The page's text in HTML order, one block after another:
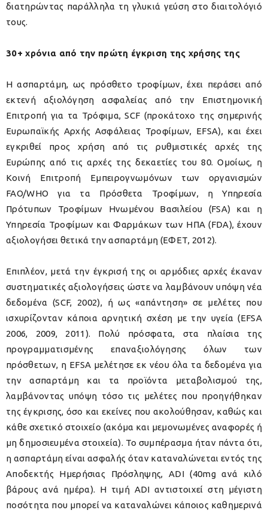
διατηρώντας παράλληλα τη γλυκιά γεύση στο διαιτολόγιό
τους.
30+ χρόνια από την πρώτη έγκριση της χρήσης της
Η ασπαρτάμη, ως πρόσθετο τροφίμων, έχει περάσει από
εκτενή αξιολόγηση ασφαλείας από την Επιστημονική
Επιτροπή για τα Τρόφιμα, SCF (προκάτοχο της σημερινής
Ευρωπαϊκής Αρχής Ασφάλειας Τροφίμων, EFSA), και έχει
εγκριθεί προς χρήση από τις ρυθμιστικές αρχές της
Ευρώπης από τις αρχές της δεκαετίες του 80. Ομοίως, η
Κοινή Επιτροπή Εμπειρογνωμόνων των οργανισμών
FAO/WHO για τα Πρόσθετα Τροφίμων, η Υπηρεσία
Πρότυπων Τροφίμων Ηνωμένου Βασιλείου (FSA) και η
Υπηρεσία Τροφίμων και Φαρμάκων των ΗΠΑ (FDA), έχουν
αξιολογήσει θετικά την ασπαρτάμη (ΕΦΕΤ, 2012).
Επιπλέον, μετά την έγκρισή της οι αρμόδιες αρχές έκαναν
συστηματικές αξιολογήσεις ώστε να λαμβάνουν υπόψη νέα
δεδομένα (SCF, 2002), ή ως «απάντηση» σε μελέτες που
ισχυρίζονταν κάποια αρνητική σχέση με την υγεία (EFSA
2006, 2009, 2011). Πολύ πρόσφατα, στα πλαίσια της
προγραμματισμένης επαναξιολόγησης όλων των
πρόσθετων, η EFSA μελέτησε εκ νέου όλα τα δεδομένα για
την ασπαρτάμη και τα προϊόντα μεταβολισμού της,
λαμβάνοντας υπόψη τόσο τις μελέτες που προηγήθηκαν
της έγκρισης, όσο και εκείνες που ακολούθησαν, καθώς και
κάθε σχετικό στοιχείο (ακόμα και μεμονωμένες αναφορές ή
μη δημοσιευμένα στοιχεία). Το συμπέρασμα ήταν πάντα ότι,
η ασπαρτάμη είναι ασφαλής όταν καταναλώνεται εντός της
Αποδεκτής Ημερήσιας Πρόσληψης, ADI (40mg ανά κιλό
βάρους ανά ημέρα). Η τιμή ADI αντιστοιχεί στη μέγιστη
ποσότητα που μπορεί να καταναλώνει κάποιος καθημερινά